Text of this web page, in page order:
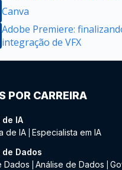
Canva
Adobe Premiere:
integração de VFX
POR CARREIRA
IA
de IA Especialista em IA
Dados
Dados
Análise de Dados